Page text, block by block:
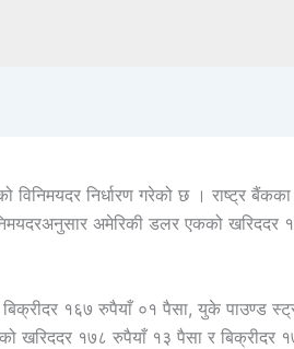
निर्धारण गरेको छ । राष्ट्र
अमेरिकी डलर एकको
१६७ रुपैयाँ ०१ पैसा, युके पाउण्ड
खरिददर १७८ रुपैयाँ १३ पैसा र बिक्रीदर